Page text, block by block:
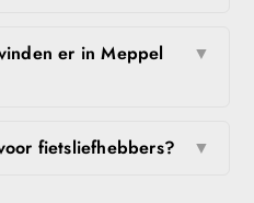
er in Meppel
▼
fietsliefhebbers? ▼